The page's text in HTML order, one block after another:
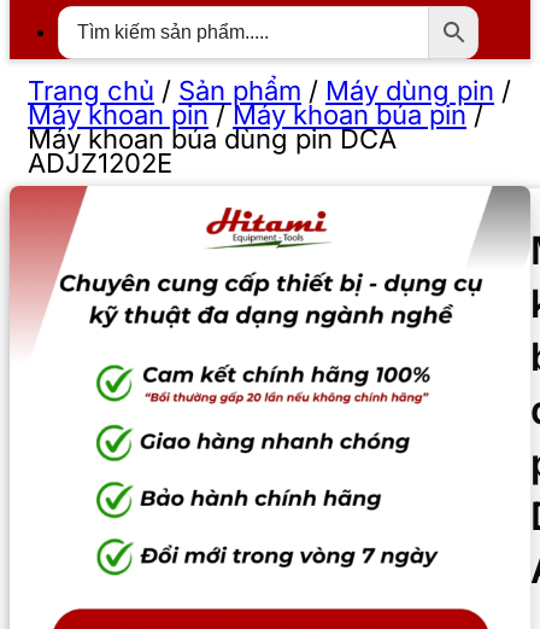
Trang chủ / Sản phẩm / Máy dùng pin /
Máy khoan pin/Máy khoan búa pin/
Máy khoan búa dùng pin DCA
ADJZ1202E